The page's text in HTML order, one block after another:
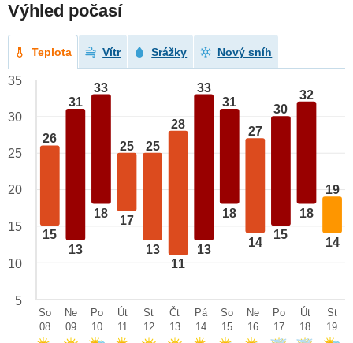
Výhled počasí
Teplota Vítr Srážky Nový sníh
26
15
31
13
33
18
25
17
25
13
28
11
33
13
31
18
27
14
30
15
32
18
19
14
35
30
25
20
15
10
5
So
08
Ne
09
Po
10
Út
11
St
12
Čt
13
Pá
14
So
15
Ne
16
Po
17
Út
18
St
19